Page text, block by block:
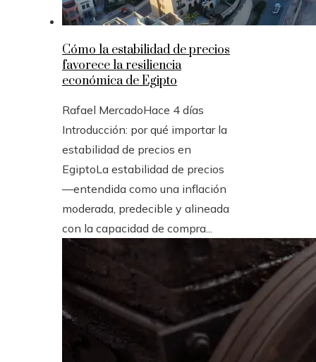
Cómo la estabilidad de precios
favorece la resiliencia
económica de Egipto
Rafael MercadoHace 4 días
Introducción: por qué importar la
estabilidad de precios en
EgiptoLa estabilidad de precios
—entendida como una inflación
moderada, predecible y alineada
con la capacidad de compra...